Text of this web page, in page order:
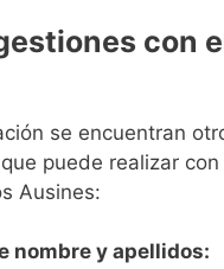
con
se encuentran
puede realizar
Ausines:
nombre y apellidos: